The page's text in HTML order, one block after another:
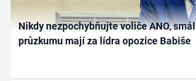
Nikdy nezpochybňujte voliče ANO,
průzkumu mají za lídra opozice Babiše